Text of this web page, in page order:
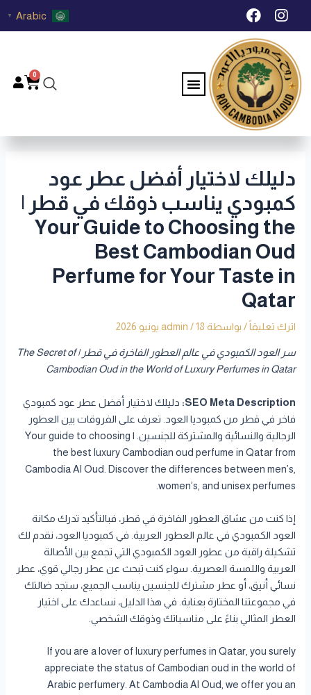
تخطي I
n
s
t
a
g
r
a
m
F
a
c
e
b
o
o
k
Arabic
▼
Menu
0
دليلك لاختيار أفضل عطر عود
كمبودي يناسب ذوقك في قطر |
Your Guide to Choosing the
Best Cambodian Oud
Perfume for Your Taste in
Qatar
اترك تعليقاً / بواسطة admin /18 يونيو 2026
سر العود الكمبودي في عالم العطور الفاخرة في قطر | The Secret of
Cambodian Oud in the World of Luxury Perfumes in Qatar
SEO Meta Description: دليلك لاختيار أفضل عطر عود كمبودي
فاخر في قطر من كمبوديا العود. تعرف على الفروقات بين العطور
الرجالية والنسائية والمشتركة للجنسين. | Your guide to choosing
the best luxury Cambodian oud perfume in Qatar from
Cambodia Al Oud. Discover the differences between men’s,
women’s, and unisex perfumes.
إذا كنت من عشاق العطور الفاخرة في قطر، فبالتأكيد تدرك مكانة
العود الكمبودي في عالم العطور العربية. في كمبوديا العود، نقدم لك
تشكيلة راقية من عطور العود الكمبودي التي تجمع بين الأصالة
العربية واللمسة العصرية. سواء كنت تبحث عن عطر رجالي قوي، عطر
نسائي أنيق، أو عطر مشترك للجنسين يناسب الجميع، ستجد ضالتك
في مجموعتنا المختارة بعناية. في هذا الدليل، نساعدك على اختيار
العطر المثالي بناءً على مناسباتك وذوقك الشخصي.
If you are a lover of luxury perfumes in Qatar, you surely
appreciate the status of Cambodian oud in the world of
Arabic perfumery. At Cambodia Al Oud, we offer you an
Post
navigation